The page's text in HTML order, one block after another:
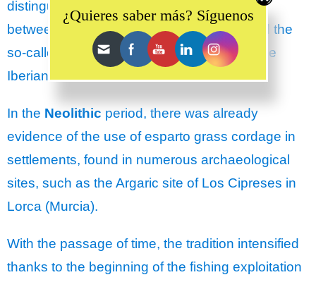
distinguished in his treatises the difference
between the ropes made with this plant and the
so-called Spanish esparto grass, used in the
Iberian Peninsula.
In the Neolithic period, there was already
evidence of the use of esparto grass cordage in
settlements, found in numerous archaeological
sites, such as the Argaric site of Los Cipreses in
Lorca (Murcia).
With the passage of time, the tradition intensified
thanks to the beginning of the fishing exploitation
¿Quieres saber más? Síguenos